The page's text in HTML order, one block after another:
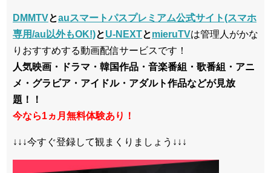
DMMTVとauスマートパスプレミアム公式サイト(スマホ
専用/au以外もOK!)とU-NEXTとmieruTVは管理人がかな
りおすすめする動画配信サービスです！
人気映画・ドラマ・韓国作品・音楽番組・歌番組・アニ
メ・グラビア・アイドル・アダルト作品などが見放
題！！
今なら1ヵ月無料体験あり！
↓↓↓今すぐ登録して観まくりましょう↓↓↓